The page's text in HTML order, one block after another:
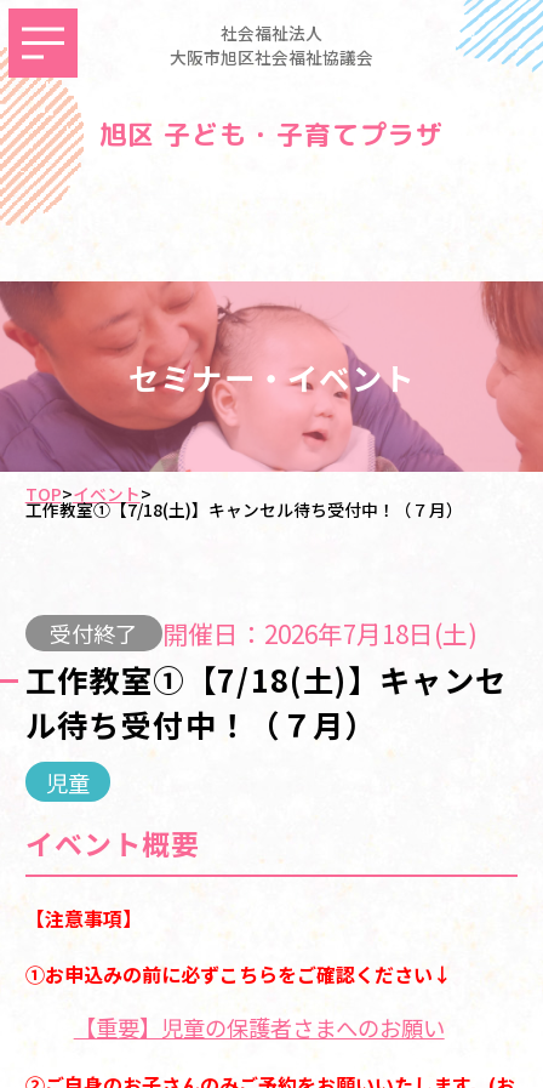
社会福祉法人
大阪市旭区社会福祉協議会
旭区 子ども・子育てプラザ
セミナー・イベント
TOP>イベント>
工作教室①【7/18(土)】キャンセル待ち受付中！（７月）
受付終了 開催日：2026年7月18日(土)
工作教室①【7/18(土)】キャンセ
ル待ち受付中！（７月）
児童
イベント概要
【注意事項】
①お申込みの前に必ずこちらをご確認ください↓
【重要】児童の保護者さまへのお願い